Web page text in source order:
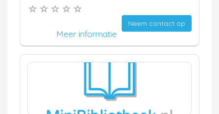
Neem contact op
Meer informatie